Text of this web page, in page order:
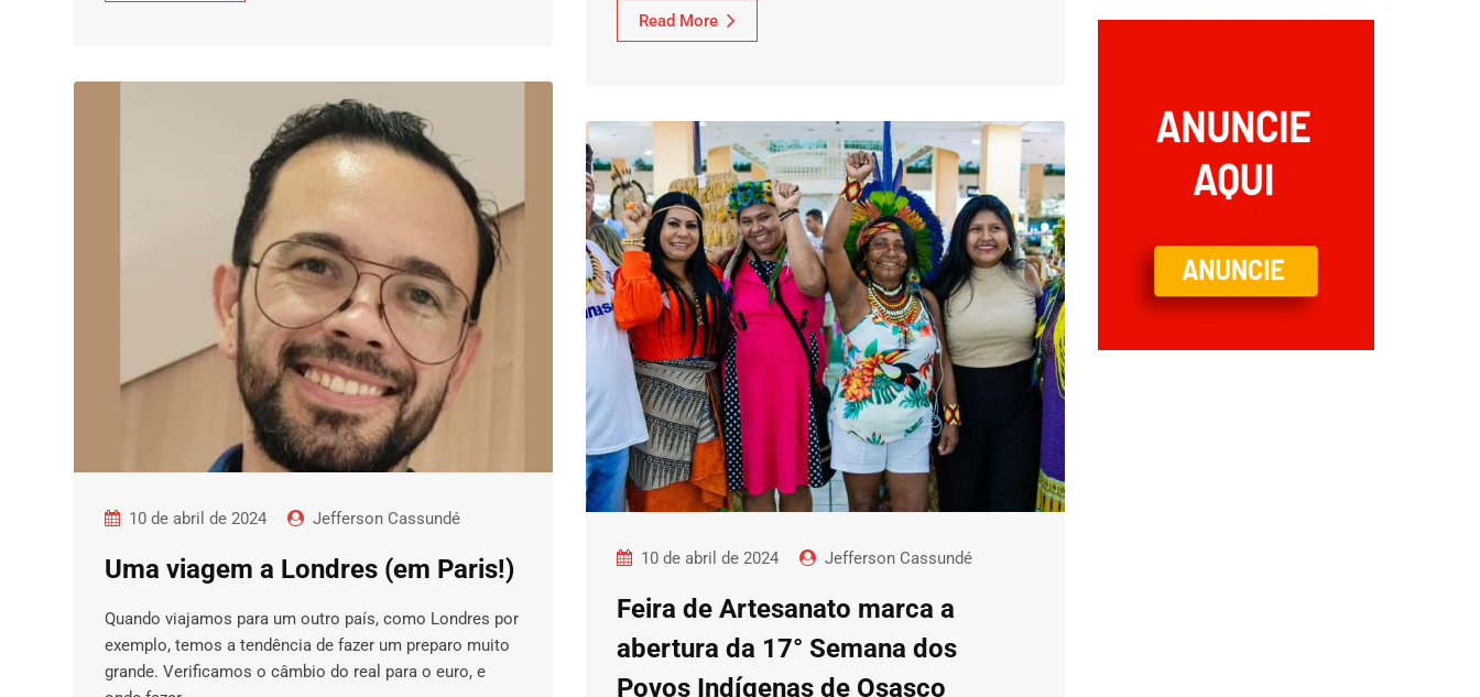
Read More
10 de abril de 2024 Jefferson Cassundé
Uma viagem a Londres (em Paris!)
Quando viajamos para um outro país, como Londres por
exemplo, temos a tendência de fazer um preparo muito
grande. Verificamos o câmbio do real para o euro, e
10 de abril de 2024 Jefferson Cassundé
Feira de Artesanato marca a
abertura da 17° Semana dos
Povos Indígenas de Osasco